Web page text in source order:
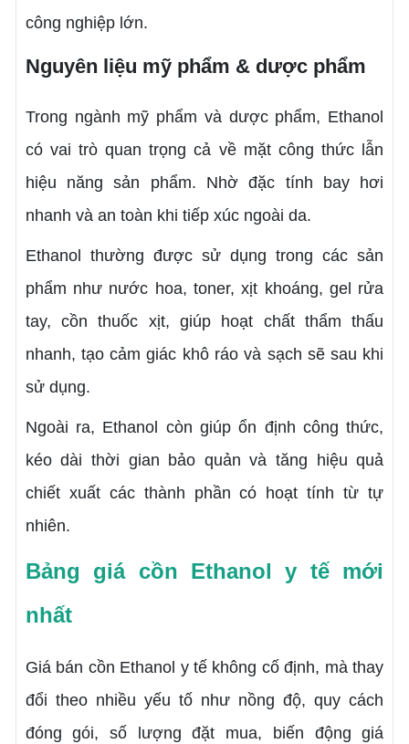
công nghiệp lớn.
Nguyên liệu mỹ phẩm & dược phẩm
Trong ngành mỹ phẩm và dược phẩm, Ethanol
có vai trò quan trọng cả về mặt công thức lẫn
hiệu năng sản phẩm. Nhờ đặc tính bay hơi
nhanh và an toàn khi tiếp xúc ngoài da.
Ethanol thường được sử dụng trong các sản
phẩm như nước hoa, toner, xịt khoáng, gel rửa
tay, cồn thuốc xịt, giúp hoạt chất thẩm thấu
nhanh, tạo cảm giác khô ráo và sạch sẽ sau khi
sử dụng.
Ngoài ra, Ethanol còn giúp ổn định công thức,
kéo dài thời gian bảo quản và tăng hiệu quả
chiết xuất các thành phần có hoạt tính từ tự
nhiên.
Bảng giá cồn Ethanol y tế mới
nhất
Giá bán cồn Ethanol y tế không cố định, mà thay
đổi theo nhiều yếu tố như nồng độ, quy cách
đóng gói, số lượng đặt mua, biến động giá